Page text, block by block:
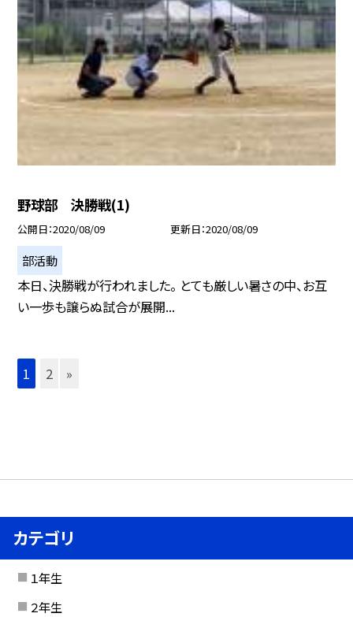
野球部 決勝戦(1)
公開日 2020/08/09 更新日 2020/08/09
部活動
本日、決勝戦が行われました。 とても厳しい暑さの中、お互
い一歩も譲らぬ試合が展開...
1 2 »
カテゴリ
１年生
２年生